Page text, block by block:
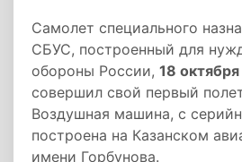
Самолет специального
СБУС, построенный для
обороны России, 18
совершил свой первый
Воздушная машина, с
построена на Казанском
имени Горбунова.